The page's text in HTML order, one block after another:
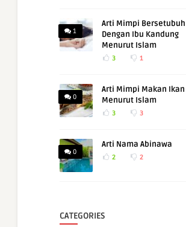
1
Arti Mimpi Bersetubuh
Dengan Ibu Kandung
Menurut Islam
3 1
0
Arti Mimpi Makan Ikan
Menurut Islam
3 3
0
Arti Nama Abinawa
2 2
CATEGORIES